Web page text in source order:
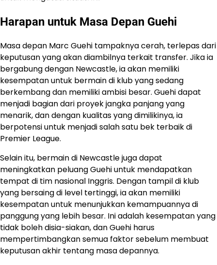
Harapan untuk Masa Depan Guehi
Masa depan Marc Guehi tampaknya cerah, terlepas dari
keputusan yang akan diambilnya terkait transfer. Jika ia
bergabung dengan Newcastle, ia akan memiliki
kesempatan untuk bermain di klub yang sedang
berkembang dan memiliki ambisi besar. Guehi dapat
menjadi bagian dari proyek jangka panjang yang
menarik, dan dengan kualitas yang dimilikinya, ia
berpotensi untuk menjadi salah satu bek terbaik di
Premier League.
Selain itu, bermain di Newcastle juga dapat
meningkatkan peluang Guehi untuk mendapatkan
tempat di tim nasional Inggris. Dengan tampil di klub
yang bersaing di level tertinggi, ia akan memiliki
kesempatan untuk menunjukkan kemampuannya di
panggung yang lebih besar. Ini adalah kesempatan yang
tidak boleh disia-siakan, dan Guehi harus
mempertimbangkan semua faktor sebelum membuat
keputusan akhir tentang masa depannya.